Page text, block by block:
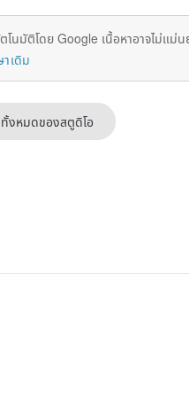
โนมัติโดย Google เนื้อหาอาจไม่แม่น
เดิม
งหมดของสตูดิโอ